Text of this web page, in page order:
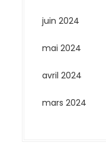
juin 2024
mai 2024
avril 2024
mars 2024